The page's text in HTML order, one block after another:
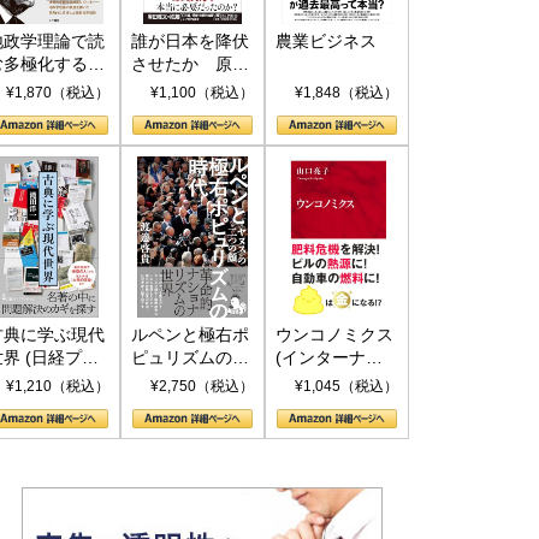
政学理論で読
多極化する世
トランプと
¥1,870（税込）
誰が日本を降伏
させたか 原爆
投下、ソ連参
(PHP新書)
¥1,100（税込）
農業ビジネス
¥1,848（税込）
典に学ぶ現代
界 (日経プレ
アシリーズ)
¥1,210（税込）
ルペンと極右ポ
ピュリズムの時
代：〈ヤヌス〉
¥2,750（税込）
ウンコノミクス
(インターナシ
ョナル新書)
¥1,045（税込）